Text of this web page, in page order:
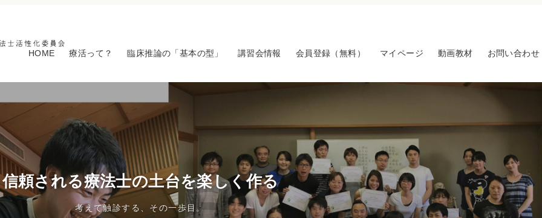
HOME 療活って？ 臨床推論の「基本の型」 講習会情報 会員登録（無料） マイページ 動画教材 お問い合わせ
信頼される療法士の土台を楽しく作る
考えて触診する、その一歩目。